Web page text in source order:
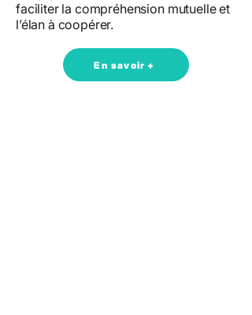
faciliter la compréhension mutuelle et
l’élan à coopérer.
En savoir +